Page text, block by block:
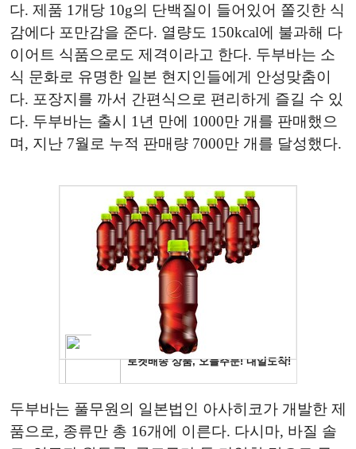
다. 제품 1개당 10g의 단백질이 들어있어 쫄깃한 식
감에다 포만감을 준다. 열량도 150kcal에 불과해 다
이어트 식품으로도 제격이라고 한다. 두부바는 소
식 문화로 유명한 일본 현지인들에게 안성맞춤이
다. 포장지를 까서 간편식으로 편리하게 즐길 수 있
다. 두부바는 출시 1년 만에 1000만 개를 판매했으
며, 지난 7월로 누적 판매량 7000만 개를 달성했다.
두부바는 풀무원의 일본법인 아사히코가 개발한 제
품으로, 종류만 총 16개에 이른다. 다시마, 바질 솔